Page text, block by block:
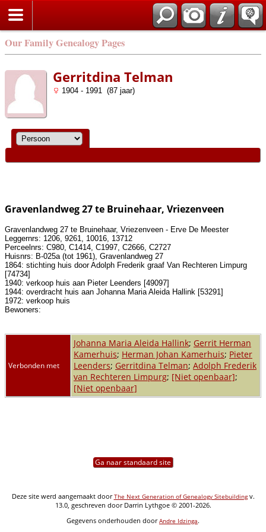
Our Family Genealogy Pages
Gerritdina Telman
1904 - 1991 (87 jaar)
Gravenlandweg 27 te Bruinehaar, Vriezenveen
Gravenlandweg 27 te Bruinehaar, Vriezenveen - Erve De Meester
Leggernrs: 1206, 9261, 10016, 13712
Perceelnrs: C980, C1414, C1997, C2666, C2727
Huisnrs: B-025a (tot 1961), Gravenlandweg 27
1864: stichting huis door Adolph Frederik graaf Van Rechteren Limpurg
[74734]
1940: verkoop huis aan Pieter Leenders [49097]
1944: overdracht huis aan Johanna Maria Aleida Hallink [53291]
1972: verkoop huis
Bewoners:
Verbonden met
Johanna Maria Aleida Hallink; Gerrit Herman
Kamerhuis; Herman Johan Kamerhuis; Pieter
Leenders; Gerritdina Telman; Adolph Frederik
van Rechteren Limpurg; [Niet openbaar];
[Niet openbaar]
Ga naar standaard site
Deze site werd aangemaakt doorThe Next Generation of Genealogy Sitebuildingv.
13.0, geschreven door Darrin Lythgoe © 2001-2026.
Gegevens onderhouden doorAndre Idzinga.